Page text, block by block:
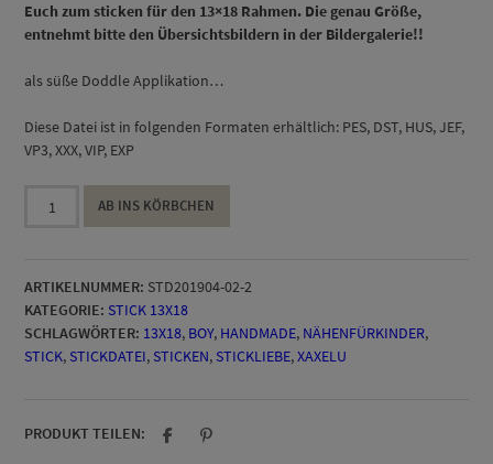
Euch zum sticken für den 13×18 Rahmen. Die genau Größe,
entnehmt bitte den Übersichtsbildern in der Bildergalerie!!
als süße Doddle Applikation…
Diese Datei ist in folgenden Formaten erhältlich: PES, DST, HUS, JEF,
VP3, XXX, VIP, EXP
Carlo
Menge
AB INS KÖRBCHEN
ARTIKELNUMMER: STD201904-02-2
KATEGORIE: STICK 13X18
SCHLAGWÖRTER: 13X18, BOY, HANDMADE, NÄHENFÜRKINDER,
STICK, STICKDATEI, STICKEN, STICKLIEBE,XAXELU
PRODUKT TEILEN: